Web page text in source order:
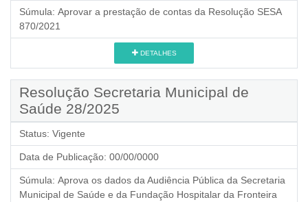
Súmula: Aprovar a prestação de contas da Resolução SESA
870/2021
DETALHES
Resolução Secretaria Municipal de
Saúde 28/2025
Status: Vigente
Data de Publicação: 00/00/0000
Súmula: Aprova os dados da Audiência Pública da Secretaria
Municipal de Saúde e da Fundação Hospitalar da Fronteira